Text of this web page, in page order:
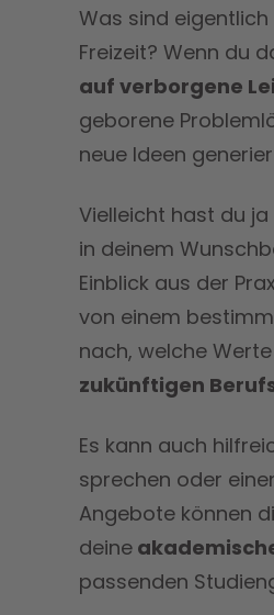
Was sind eigentlich
Freizeit? Wenn du
auf verborgene
geborene
neue Ideen
Vielleicht hast du
in deinem
Einblick aus der
von einem
nach, welche
zukünftigen
Es kann auch
sprechen oder
Angebote können
deine
passenden